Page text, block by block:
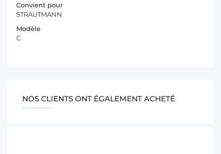
Convient pour
STRAUTMANN
Modèle
C
NOS CLIENTS ONT ÉGALEMENT ACHETÉ